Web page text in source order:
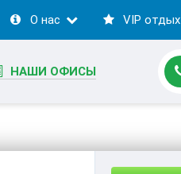
О нас VIP отдых
НАШИ ОФИСЫ